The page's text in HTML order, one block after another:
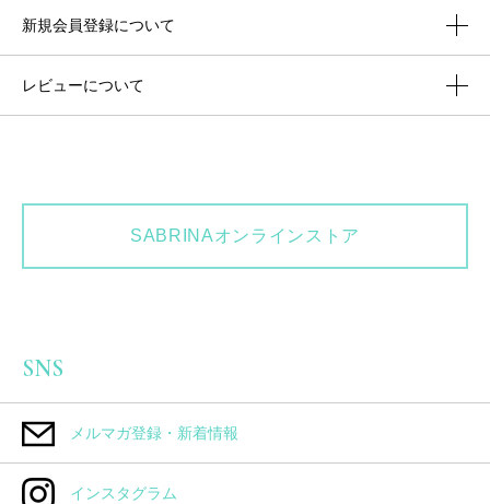
新規会員登録について
レビューについて
SABRINAオンラインストア
SNS
メルマガ登録・新着情報
インスタグラム